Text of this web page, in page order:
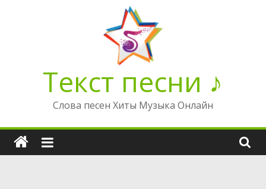
Текст песни ♪
Слова песен Хиты Музыка Онлайн